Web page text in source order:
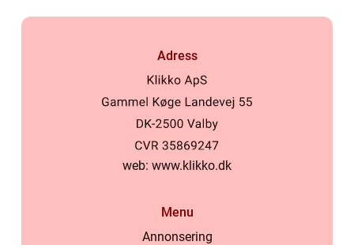
Adress
web: www.klikko.dk
Menu
Annonsering